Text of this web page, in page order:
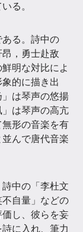
る。
ある。詩中の
昂，勇士赴敌
明な対比によ
的に描き出
は琴声の悠揚
は琴声の高亢
形の音楽を有
んで唐代音楽
詩中の「李杜文
自量」などの
し、彼らを妄
に入れ、筆力